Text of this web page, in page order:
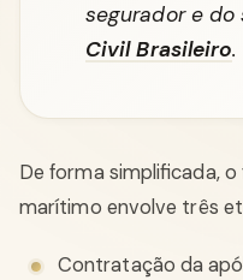
segurador e do
Civil Brasileiro.
De forma simplificada,
marítimo envolve três
Contratação da